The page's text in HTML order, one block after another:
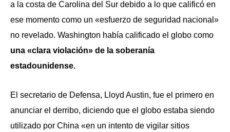
a la costa de Carolina del Sur debido a lo que calificó en
ese momento como un «esfuerzo de seguridad nacional»
no revelado. Washington había calificado el globo como
una «clara violación» de la soberanía
estadounidense.
El secretario de Defensa, Lloyd Austin, fue el primero en
anunciar el derribo, diciendo que el globo estaba siendo
utilizado por China «en un intento de vigilar sitios